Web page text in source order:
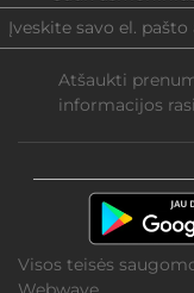
Atšaukti
informacijos rasi
Visos teisės